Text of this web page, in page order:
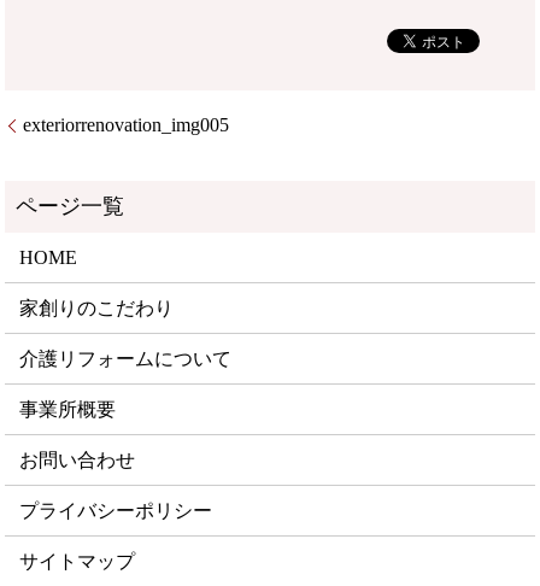
exteriorrenovation_img005
HOME
家創りのこだわり
介護リフォームについて
事業所概要
お問い合わせ
プライバシーポリシー
サイトマップ